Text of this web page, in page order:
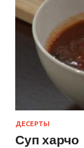
ДЕСЕРТЫ
Суп харчо